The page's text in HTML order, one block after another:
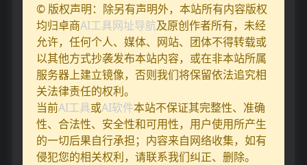
© 版权声明：除另有声明外，本站所有内容版权
均归卓商AI工具网址导航及原创作者所有，未经
允许，任何个人、媒体、网站、团体不得转载或
以其他方式抄袭发布本站内容，或在非本站所属
服务器上建立镜像，否则我们将保留依法追究相
关法律责任的权利。
当前AI工具或AI软件本站不保证其完整性、准确
性、合法性、安全性和可用性，用户使用所产生
的一切后果自行承担；内容来自网络收集，如有
侵犯您的相关权利，请联系我们纠正、删除。